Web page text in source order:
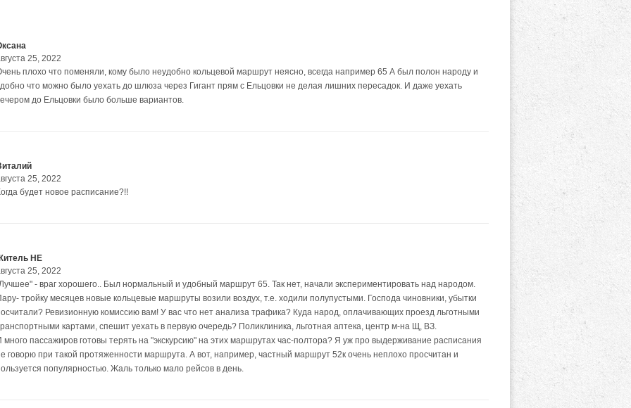
25, 2022
плохо что поменяли, кому было неудобно кольцевой маршрут неясно, всегда например 65 А был полон народу и
что можно было уехать до шлюза через Гигант прям с Ельцовки не делая лишних пересадок. И даже уехать
до Ельцовки было больше вариантов.
25, 2022
будет новое расписание?!!
НЕ
25, 2022
- враг хорошего.. Был нормальный и удобный маршрут 65. Так нет, начали экспериментировать над народом.
тройку месяцев новые кольцевые маршруты возили воздух, т.е. ходили полупустыми. Господа чиновники, убытки
Ревизионную комиссию вам! У вас что нет анализа трафика? Куда народ, оплачивающих проезд льготными
картами, спешит уехать в первую очередь? Поликлиника, льготная аптека, центр м-на Щ, ВЗ.
много пассажиров готовы терять на "экскурсию" на этих маршрутах час-полтора? Я уж про выдерживание расписания
говорю при такой протяженности маршрута. А вот, например, частный маршрут 52к очень неплохо просчитан и
популярностью. Жаль только мало рейсов в день.